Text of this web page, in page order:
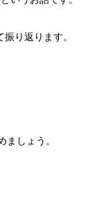
り返ります。
しょう。